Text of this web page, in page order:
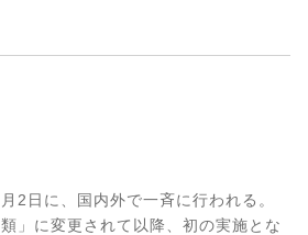
月 2 日に、国内外で一斉に行われる。
類」に変更されて以降、初の実施とな